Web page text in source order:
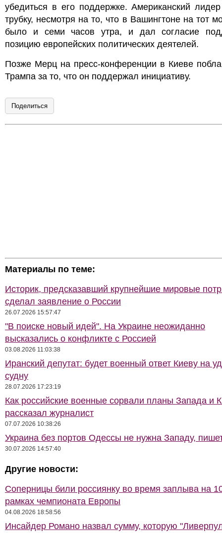
убедиться в его поддержке. Американский
трубку, несмотря на то, что в Вашингтоне на тот
было и семи часов утра, и дал согласие
позицию европейских политических деятелей.
Позже Мерц на пресс-конференции в Киеве
Трампа за то, что он поддержал инициативу.
Поделиться
Материалы по теме:
Историк, предсказавший крупнейшие мировые
сделал заявление о России
26.07.2026 15:57:47
"В поиске новый идей". На Украине неожиданно
высказались о конфликте с Россией
03.08.2026 11:03:38
Иранский депутат: будет военный ответ Киеву на
судну
28.07.2026 17:23:19
Как российские военные сорвали планы Запада и
рассказал журналист
07.07.2026 10:38:26
Украина без портов Одессы не нужна Западу,
30.07.2026 14:57:40
Другие новости:
Соперницы били россиянку во время заплыва на
рамках чемпионата Европы
04.08.2026 18:58:56
Инсайдер Романо назвал сумму, которую